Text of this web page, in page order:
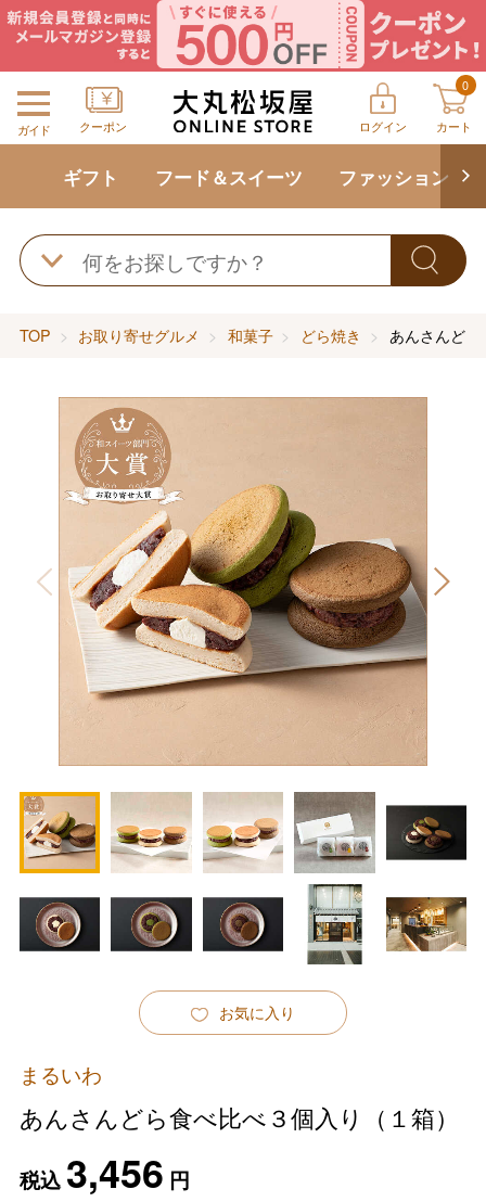
ガイド クーポン ログイン
0
カート
ギフト フード＆スイーツ ファッション
TOP お取り寄せグルメ 和菓子 どら焼き あんさんど
お気に入り
まるいわ
あんさんどら食べ比べ３個入り（１箱）
税込3,456 円